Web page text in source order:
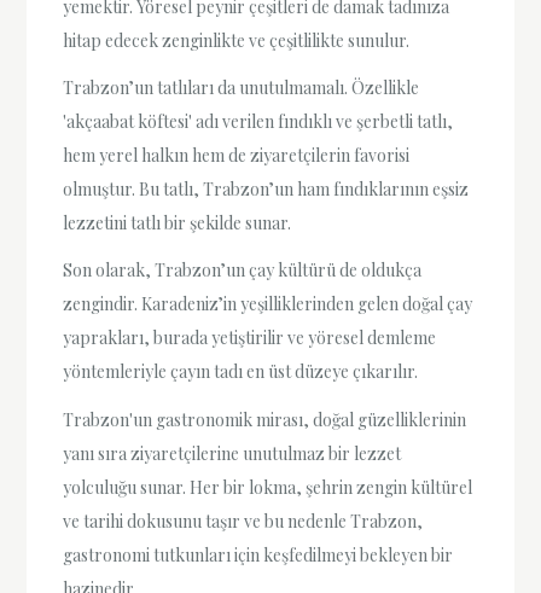
yemektir. Yöresel peynir çeşitleri de damak tadınıza
hitap edecek zenginlikte ve çeşitlilikte sunulur.
Trabzon’un tatlıları da unutulmamalı. Özellikle
'akçaabat köftesi' adı verilen fındıklı ve şerbetli tatlı,
hem yerel halkın hem de ziyaretçilerin favorisi
olmuştur. Bu tatlı, Trabzon’un ham fındıklarının eşsiz
lezzetini tatlı bir şekilde sunar.
Son olarak, Trabzon’un çay kültürü de oldukça
zengindir. Karadeniz’in yeşilliklerinden gelen doğal çay
yaprakları, burada yetiştirilir ve yöresel demleme
yöntemleriyle çayın tadı en üst düzeye çıkarılır.
Trabzon'un gastronomik mirası, doğal güzelliklerinin
yanı sıra ziyaretçilerine unutulmaz bir lezzet
yolculuğu sunar. Her bir lokma, şehrin zengin kültürel
ve tarihi dokusunu taşır ve bu nedenle Trabzon,
gastronomi tutkunları için keşfedilmeyi bekleyen bir
hazinedir.